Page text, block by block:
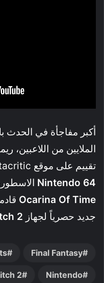
أكبر مفاجأة في الحدث
الملايين من اللاعبين،
تقييم على موقع Metacritic لعبة الكلاسيكيات
Nintendo 64
Ocarina Of Time
جديد حصرياً لجهاز 2
Final Fantasy
Nintendo
2